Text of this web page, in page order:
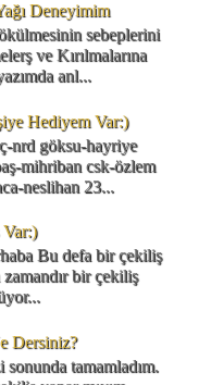
Deneyimim
sebeplerini
ve Kırılmalarına
anl...
Hediyem Var:)
göksu-hayriye
mihriban csk-özlem
neslihan 23...
Bu defa bir çekiliş
zamandır bir çekiliş
Dersiniz?
tamamladım.